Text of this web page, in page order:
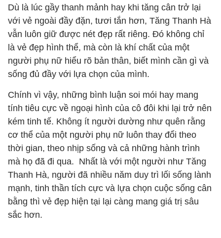
Dù là lúc gầy thanh mảnh hay khi tăng cân trở lại
với vẻ ngoài đầy đặn, tươi tắn hơn, Tăng Thanh Hà
vẫn luôn giữ được nét đẹp rất riêng. Đó không chỉ
là vẻ đẹp hình thể, mà còn là khí chất của một
người phụ nữ hiểu rõ bản thân, biết mình cần gì và
sống đủ đầy với lựa chọn của mình.
Chính vì vậy, những bình luận soi mói hay mang
tính tiêu cực về ngoại hình của cô đôi khi lại trở nên
kém tinh tế. Không ít người dường như quên rằng
cơ thể của một người phụ nữ luôn thay đổi theo
thời gian, theo nhịp sống và cả những hành trình
mà họ đã đi qua. Nhất là với một người như Tăng
Thanh Hà, người đã nhiều năm duy trì lối sống lành
mạnh, tinh thần tích cực và lựa chọn cuộc sống cân
bằng thì vẻ đẹp hiện tại lại càng mang giá trị sâu
sắc hơn.